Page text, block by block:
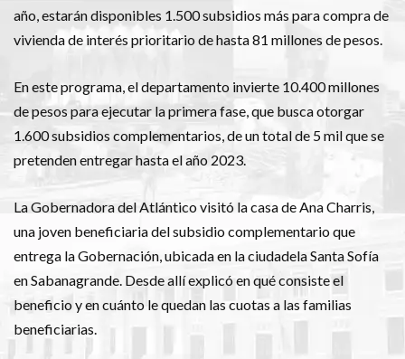
año, estarán disponibles 1.500 subsidios más para compra de
vivienda de interés prioritario de hasta 81 millones de pesos.
En este programa, el departamento invierte 10.400 millones
de pesos para ejecutar la primera fase, que busca otorgar
1.600 subsidios complementarios, de un total de 5 mil que se
pretenden entregar hasta el año 2023.
La Gobernadora del Atlántico visitó la casa de Ana Charris,
una joven beneficiaria del subsidio complementario que
entrega la Gobernación, ubicada en la ciudadela Santa Sofía
en Sabanagrande. Desde allí explicó en qué consiste el
beneficio y en cuánto le quedan las cuotas a las familias
beneficiarias.